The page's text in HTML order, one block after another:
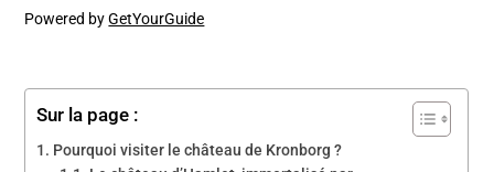
Powered byGetYourGuide
Sur la page :
Pourquoi visiter le château de Kronborg ?